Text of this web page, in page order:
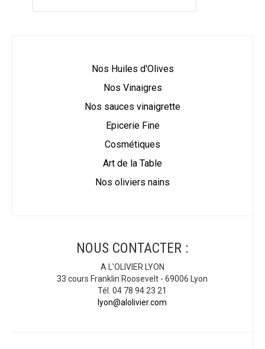
Nos Huiles d'Olives
Nos Vinaigres
Nos sauces vinaigrette
Epicerie Fine
Cosmétiques
Art de la Table
Nos oliviers nains
NOUS CONTACTER :
A L'OLIVIER LYON
33 cours Franklin Roosevelt - 69006 Lyon
Tél. 04 78 94 23 21
lyon@alolivier.com